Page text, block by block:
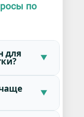
по
для